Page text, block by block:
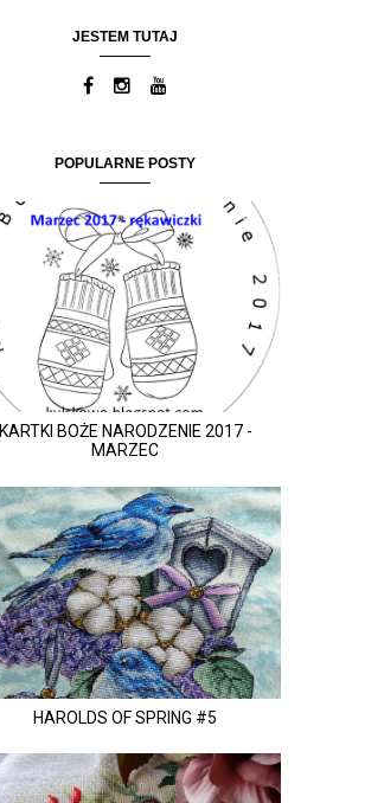
JESTEM TUTAJ
POPULARNE POSTY
KARTKI BOŻE NARODZENIE 2017 -
MARZEC
HAROLDS OF SPRING #5